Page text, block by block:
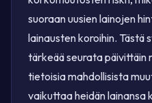
suoraan uusien lainojen
lainausten koroihin. Tästä
tärkeää seurata
tietoisia mahdollisista
vaikuttaa heidän lainansa